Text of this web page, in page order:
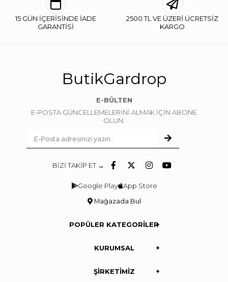
15 GÜN İÇERİSİNDE İADE
GARANTİSİ
2500 TL VE ÜZERİ ÜCRETSİZ
KARGO
ButikGardrop
E-BÜLTEN
E-POSTA GÜNCELLEMELERİNİ ALMAK İÇİN ABONE
OLUN.
BİZİ TAKİP ET →
Google Play App Store
Mağazada Bul
POPÜLER KATEGORİLER
KURUMSAL
ŞİRKETİMİZ